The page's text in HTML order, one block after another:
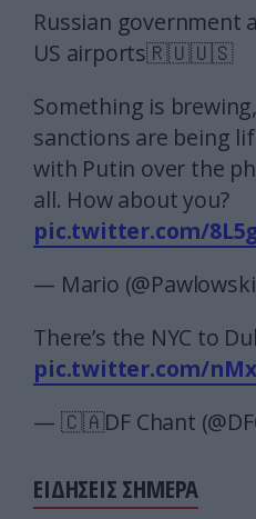
Russian government
US airports🇷🇺🇺🇸
Something is
sanctions are being
with Putin over the
all. How about you?
pic.twitter.com/
— Mario
There’s the NYC to
pic.twitter.com/
— 🇨🇦DF Chant
ΕΙΔΗΣΕΙΣ ΣΗΜΕΡΑ